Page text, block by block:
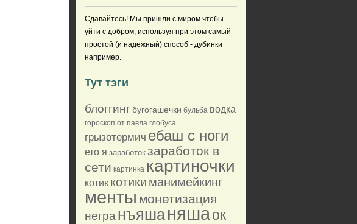
Сдавайтесь! Мы пришли с миром чтобы
уйти с добром, используя при этом самый
простой (и надежный) способ - дубинки
например.
Тут тэги
блоггингбугогашечки бульба водка
гороскоп от павла глобуса
грызотермич ебаш с ноги
ето я заработок заработок в
сети картинка картиночки
котик котики манимейкинг
менты монетизация
негра нъяшаняшаок